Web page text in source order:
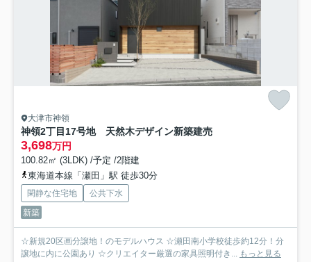
大津市神領
神領2丁目17号地 天然木デザイン新築建売
3,698万円
100.82㎡ (3LDK) /予定 /2階建
東海道本線「瀬田」駅 徒歩30分
閑静な住宅地
公共下水
新築
☆新規20区画分譲地！のモデルハウス ☆瀬田南小学校徒歩約12分！分
譲地に内に公園あり ☆クリエイター厳選の家具照明付き... もっと見る